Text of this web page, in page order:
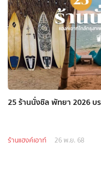
25 ร้านนั่งชิล พัทยา 2026 บ
ร้านแฮงค์เอาท์ 26 พ.ย. 68